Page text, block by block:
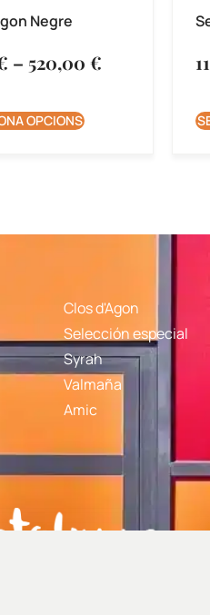
Negre
– 520,00 €
OPCIONS
Clos d'Agon
Selección especial
Syrah
Valmaña
Amic